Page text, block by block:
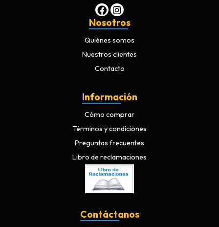
Nosotros
Quiénes somos
Nuestros clientes
Contacto
Información
Cómo comprar
Términos y condiciones
Preguntas frecuentes
Libro de reclamaciones
Contáctanos